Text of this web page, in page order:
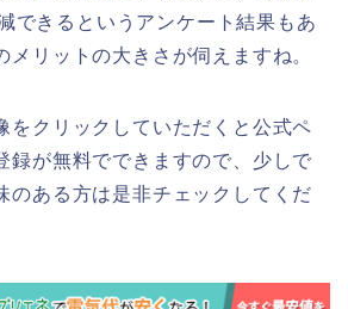
できるというアンケート結果もあ
メリットの大きさが伺えますね。
をクリックしていただくと公式ペ
録が無料でできますので、少しで
のある方は是非チェックしてくだ